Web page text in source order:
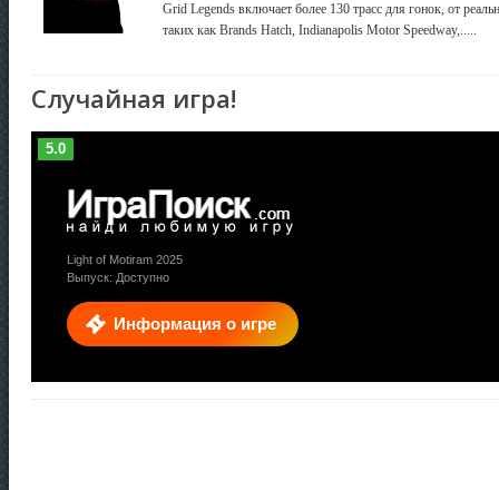
Grid Legends включает более 130 трасс для гонок, от
таких как Brands Hatch, Indianapolis Motor Speedway,.....
Случайная игра!
Информация о игре
5.0
Light of Motiram 2025
Выпуск: Доступно